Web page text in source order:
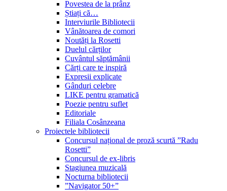
Povestea de la prânz
Știați că…
Interviurile Bibliotecii
Vânătoarea de comori
Noutăți la Rosetti
Duelul cărților
Cuvântul săptămânii
Cărți care te inspiră
Expresii explicate
Gânduri celebre
LIKE pentru gramatică
Poezie pentru suflet
Editoriale
Filiala Cosânzeana
Proiectele bibliotecii
Concursul național de proză scurtă ”Radu
Rosetti”
Concursul de ex-libris
Stagiunea muzicală
Nocturna bibliotecii
”Navigator 50+”